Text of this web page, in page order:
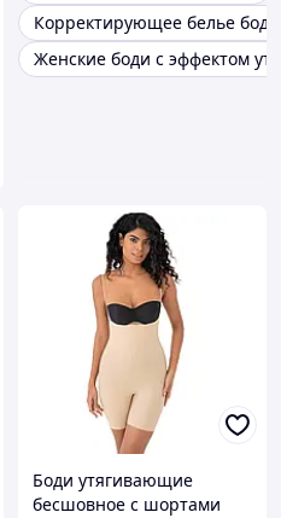
Корректирующее белье боди
Женские боди с эффектом
Боди утягивающие
бесшовное с шортами